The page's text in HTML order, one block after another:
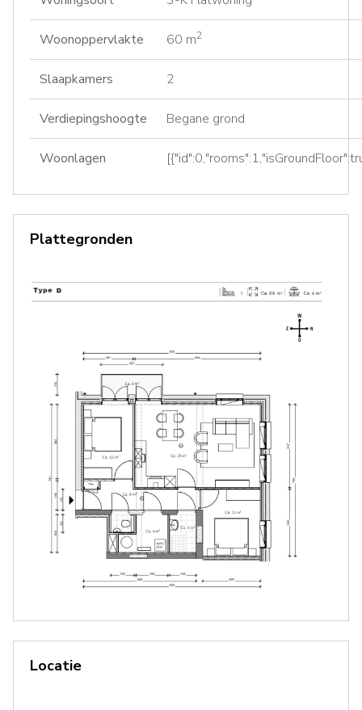
Woonoppervlakte 60 m2
Slaapkamers 2
Verdiepingshoogte Begane grond
Woonlagen
Plattegronden
Locatie